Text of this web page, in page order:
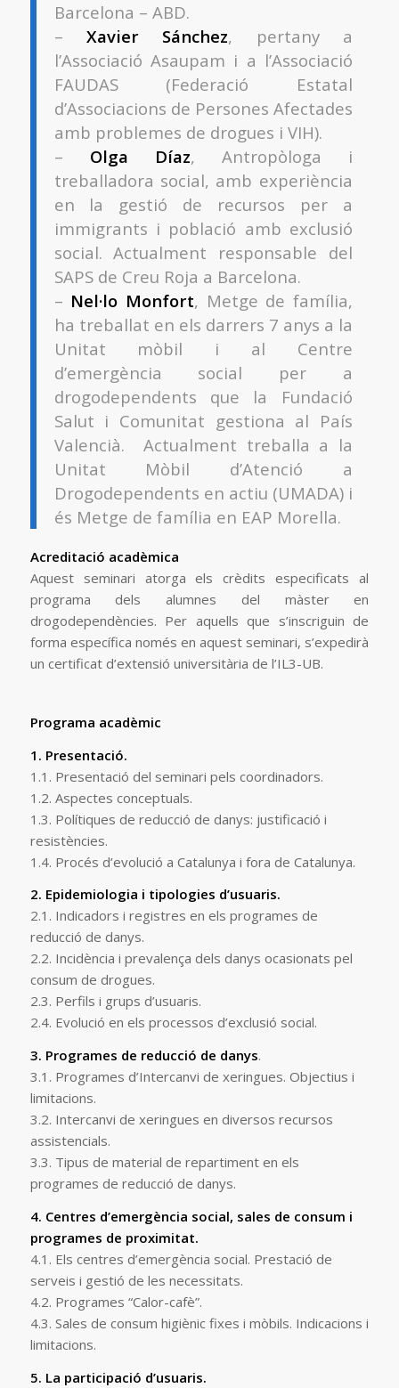
Barcelona – ABD.
– Xavier Sánchez, pertany a
l’Associació Asaupam i a l’Associació
FAUDAS (Federació Estatal
d’Associacions de Persones Afectades
amb problemes de drogues i VIH).
– Olga Díaz, Antropòloga i
treballadora social, amb experiència
en la gestió de recursos per a
immigrants i població amb exclusió
social. Actualment responsable del
SAPS de Creu Roja a Barcelona.
– Nel·lo Monfort, Metge de família,
ha treballat en els darrers 7 anys a la
Unitat mòbil i al Centre
d’emergència social per a
drogodependents que la Fundació
Salut i Comunitat gestiona al País
Valencià. Actualment treballa a la
Unitat Mòbil d’Atenció a
Drogodependents en actiu (UMADA) i
és Metge de família en EAP Morella.
Acreditació acadèmica
Aquest seminari atorga els crèdits especificats al
programa dels alumnes del màster en
drogodependències. Per aquells que s’inscriguin de
forma específica només en aquest seminari, s’expedirà
un certificat d’extensió universitària de l’IL3-UB.
Programa acadèmic
1. Presentació.
1.1. Presentació del seminari pels coordinadors.
1.2. Aspectes conceptuals.
1.3. Polítiques de reducció de danys: justificació i
resistències.
1.4. Procés d’evolució a Catalunya i fora de Catalunya.
2. Epidemiologia i tipologies d’usuaris.
2.1. Indicadors i registres en els programes de
reducció de danys.
2.2. Incidència i prevalença dels danys ocasionats pel
consum de drogues.
2.3. Perfils i grups d’usuaris.
2.4. Evolució en els processos d’exclusió social.
3. Programes de reducció de danys.
3.1. Programes d’Intercanvi de xeringues. Objectius i
limitacions.
3.2. Intercanvi de xeringues en diversos recursos
assistencials.
3.3. Tipus de material de repartiment en els
programes de reducció de danys.
4. Centres d’emergència social, sales de consum i
programes de proximitat.
4.1. Els centres d’emergència social. Prestació de
serveis i gestió de les necessitats.
4.2. Programes “Calor-cafè”.
4.3. Sales de consum higiènic fixes i mòbils. Indicacions i
limitacions.
5. La participació d’usuaris.